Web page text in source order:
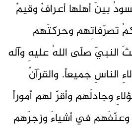
بينَ أهلها أعرافٌ وقيمٌ
تصرّفاتِهم وحركتَهم
النبيّ صلّى اللهُ عليهِ وآله
الناسِ جميعاً. والقرآنُ
وجادلَهم وأقرّ لهم أموراً
في أشياءَ وزجرَهم